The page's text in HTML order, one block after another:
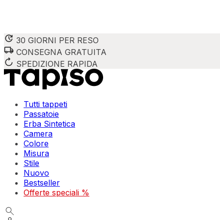
30 GIORNI PER RESO
CONSEGNA GRATUITA
SPEDIZIONE RAPIDA
Tutti tappeti
Passatoie
Erba Sintetica
Camera
Colore
Misura
Stile
Nuovo
Bestseller
Offerte speciali %